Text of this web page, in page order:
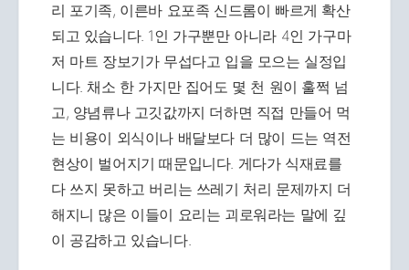
리 포기족, 이른바 요포족 신드롬이 빠르게 확산
되고 있습니다. 1인 가구뿐만 아니라 4인 가구마
저 마트 장보기가 무섭다고 입을 모으는 실정입
니다. 채소 한 가지만 집어도 몇 천 원이 훌쩍 넘
고, 양념류나 고깃값까지 더하면 직접 만들어 먹
는 비용이 외식이나 배달보다 더 많이 드는 역전
현상이 벌어지기 때문입니다. 게다가 식재료를
다 쓰지 못하고 버리는 쓰레기 처리 문제까지 더
해지니 많은 이들이 요리는 괴로워라는 말에 깊
이 공감하고 있습니다.